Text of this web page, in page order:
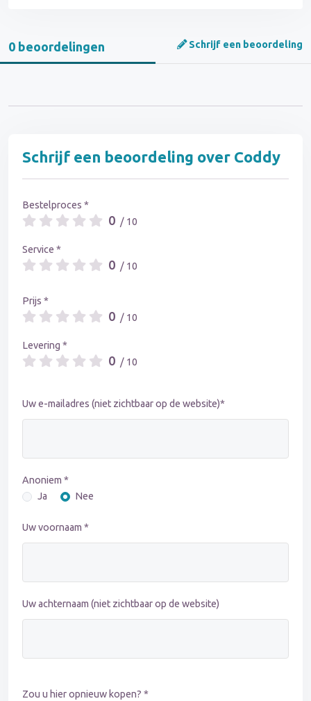
0 beoordelingen Schrijf een beoordeling
Schrijf een beoordeling over Coddy
Bestelproces *
0 / 10
Service *
0 / 10
Prijs *
0 / 10
Levering *
0 / 10
Uw e-mailadres (niet zichtbaar op de website)*
Anoniem *
Ja
Nee
Uw voornaam *
Uw achternaam (niet zichtbaar op de website)
Zou u hier opnieuw kopen? *